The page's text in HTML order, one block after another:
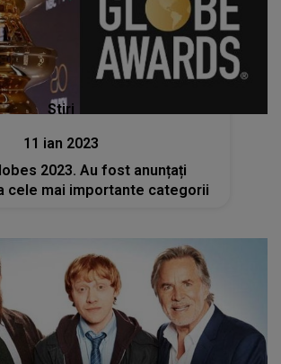
Stiri
11 ian 2023
2023. Au fost anunțați
cele mai importante categorii